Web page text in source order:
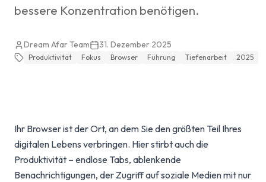
bessere Konzentration benötigen.
Dream Afar Team 31. Dezember 2025
Produktivität Fokus Browser Führung Tiefenarbeit 2025
Ihr Browser ist der Ort, an dem Sie den größten Teil Ihres
digitalen Lebens verbringen. Hier stirbt auch die
Produktivität – endlose Tabs, ablenkende
Benachrichtigungen, der Zugriff auf soziale Medien mit nur